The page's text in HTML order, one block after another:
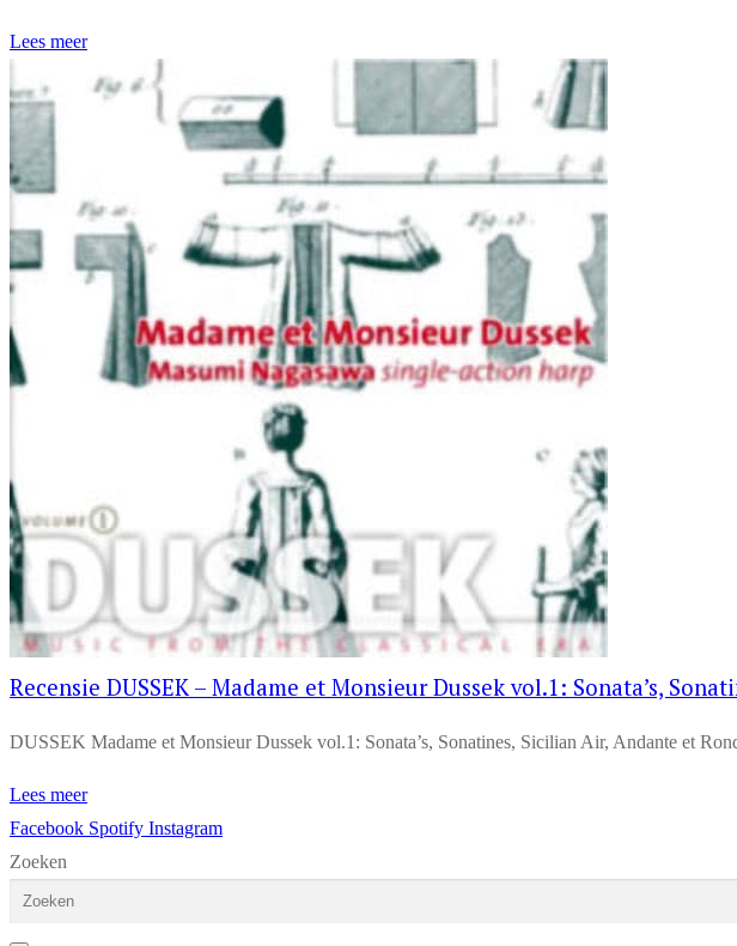
Lees meer
Recensie DUSSEK – Madame et Monsieur Dussek vol.1: Sonata’s,
DUSSEK Madame et Monsieur Dussek vol.1: Sonata’s, Sonatines, Sicilian Air, Andante et
Lees meer
Facebook Spotify Instagram
Zoeken